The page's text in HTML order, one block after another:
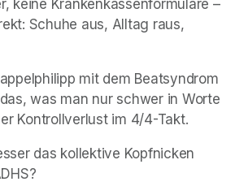
keine Krankenkassenformulare –
Schuhe aus, Alltag raus,
mit dem Beatsyndrom
was man nur schwer in Worte
Kontrollverlust im 4/4-Takt.
das kollektive Kopfnicken